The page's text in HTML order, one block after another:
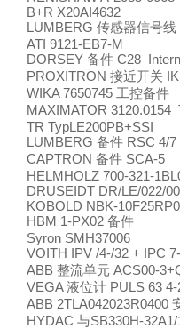
B+R X20AI4632
LUMBERG 传感器信号线
ATI 9121-EB7-M
DORSEY 备件 C28
PROXITRON 接近开关
WIKA 7650745 工控备件
MAXIMATOR 3120.0154
TR TypLE200PB+SSI
LUMBERG 备件 RSC 4/7
CAPTRON 备件 SCA-5
HELMHOLZ 700-321-
DRUSEIDT DR/LE/022/
KOBOLD NBK-
HBM 1-PX02 备件
Syron SMH37006
VOITH IPV /4-/32 + IPC
ABB 整流单元 ACS00-
VEGA液位计 PULS 63
ABB 2TLA042023R0400
HYDAC 与SB330H-